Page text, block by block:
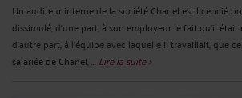
Un auditeur interne de la société Chanel est licencié
dissimulé, d’une part, à son employeur le fait qu’il
d’autre part, à l’équipe avec laquelle il travaillait, que
salariée de Chanel, ... Lire la suite >